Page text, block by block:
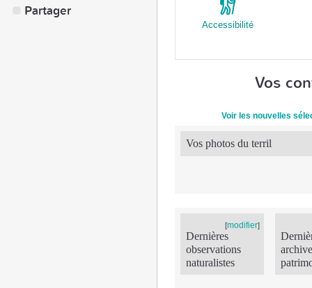
Accessibilité
Vos
Voir les nouvelles
Vos photos du terril
[modifier]
Dernières
observations
naturalistes
Partager